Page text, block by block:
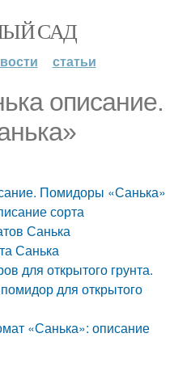
САД
статьи
описание.
Помидоры «Санька»
сорта
Санька
Санька
для открытого грунта.
для открытого
«Санька»: описание